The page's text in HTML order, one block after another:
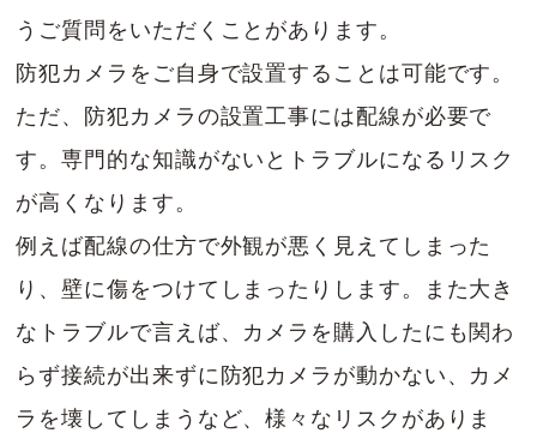
うご質問をいただくことがあります。
防犯カメラをご自身で設置することは可能です。
ただ、防犯カメラの設置工事には配線が必要で
す。専門的な知識がないとトラブルになるリスク
が高くなります。
例えば配線の仕方で外観が悪く見えてしまった
り、壁に傷をつけてしまったりします。また大き
なトラブルで言えば、カメラを購入したにも関わ
らず接続が出来ずに防犯カメラが動かない、カメ
ラを壊してしまうなど、様々なリスクがありま